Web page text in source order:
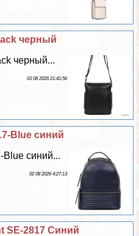
черный
черный...
03 08 2026 21:41:56
Blue синий
Blue синий...
02 08 2026 4:27:13
SE-2817 Синий